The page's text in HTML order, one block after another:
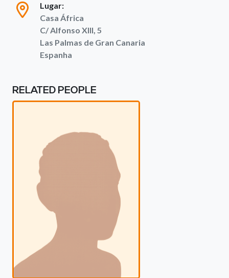
Lugar:
Casa África
C/ Alfonso XIII, 5
Las Palmas de Gran Canaria
Espanha
RELATED PEOPLE